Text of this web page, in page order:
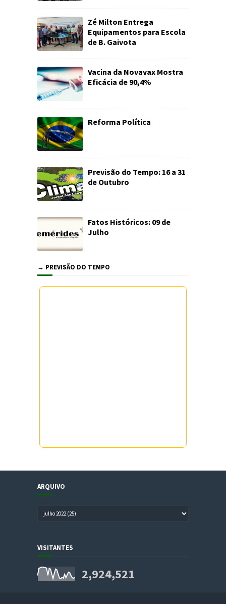
Zé Milton Entrega
Equipamentos para Escola
de B. Gaivota
Vacina da Novavax Mostra
Eficácia de 90,4%
Reforma Política
Previsão do Tempo: 16 a 31
de Outubro
Fatos Históricos: 09 de
Julho
→ PREVISÃO DO TEMPO
ARQUIVO
VISITANTES
2,924,521